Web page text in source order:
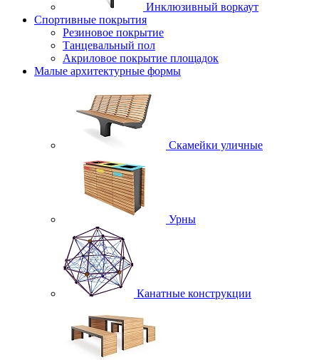
Инклюзивный воркаут
Спортивные покрытия
Резиновое покрытие
Танцевальный пол
Акриловое покрытие площадок
Малые архитектурные формы
Скамейки уличные
Урны
Канатные конструкции